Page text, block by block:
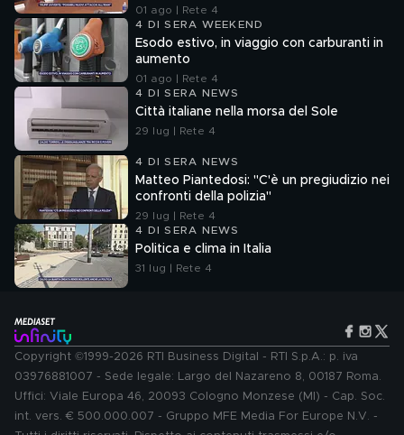
01 ago | Rete 4
4 DI SERA WEEKEND
Esodo estivo, in viaggio con carburanti in
aumento
01 ago | Rete 4
4 DI SERA NEWS
Città italiane nella morsa del Sole
29 lug | Rete 4
4 DI SERA NEWS
Matteo Piantedosi: "C'è un pregiudizio nei
confronti della polizia"
29 lug | Rete 4
4 DI SERA NEWS
Politica e clima in Italia
31 lug | Rete 4
Copyright ©1999-2026 RTI Business Digital - RTI S.p.A.: p. iva
03976881007 - Sede legale: Largo del Nazareno 8, 00187 Roma.
Uffici: Viale Europa 46, 20093 Cologno Monzese (MI) - Cap. Soc.
int. vers. € 500.000.007 - Gruppo MFE Media For Europe N.V. -